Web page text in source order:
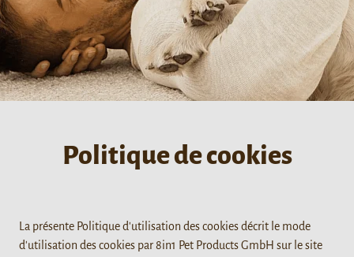
Politique de cookies
La présente Politique d'utilisation des cookies décrit le mode
d'utilisation des cookies par 8in1 Pet Products GmbH sur le site